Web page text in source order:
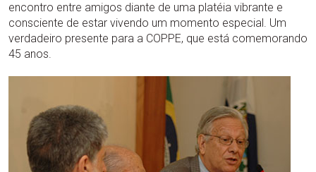
encontro entre amigos diante de uma platéia vibrante e
consciente de estar vivendo um momento especial. Um
verdadeiro presente para a COPPE, que está comemorando
45 anos.